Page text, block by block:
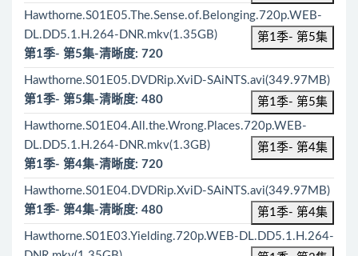
Hawthorne.S01E05.The.Sense.of.Belonging.720p.WEB-
DL.DD5.1.H.264-DNR.mkv(1.35GB)
第1季- 第5集
第1季- 第5集-清晰度: 720
Hawthorne.S01E05.DVDRip.XviD-SAiNTS.avi(349.97MB)
第1季- 第5集
第1季- 第5集-清晰度: 480
Hawthorne.S01E04.All.the.Wrong.Places.720p.WEB-
DL.DD5.1.H.264-DNR.mkv(1.3GB)
第1季- 第4集
第1季- 第4集-清晰度: 720
Hawthorne.S01E04.DVDRip.XviD-SAiNTS.avi(349.97MB)
第1季- 第4集
第1季- 第4集-清晰度: 480
Hawthorne.S01E03.Yielding.720p.WEB-DL.DD5.1.H.264-